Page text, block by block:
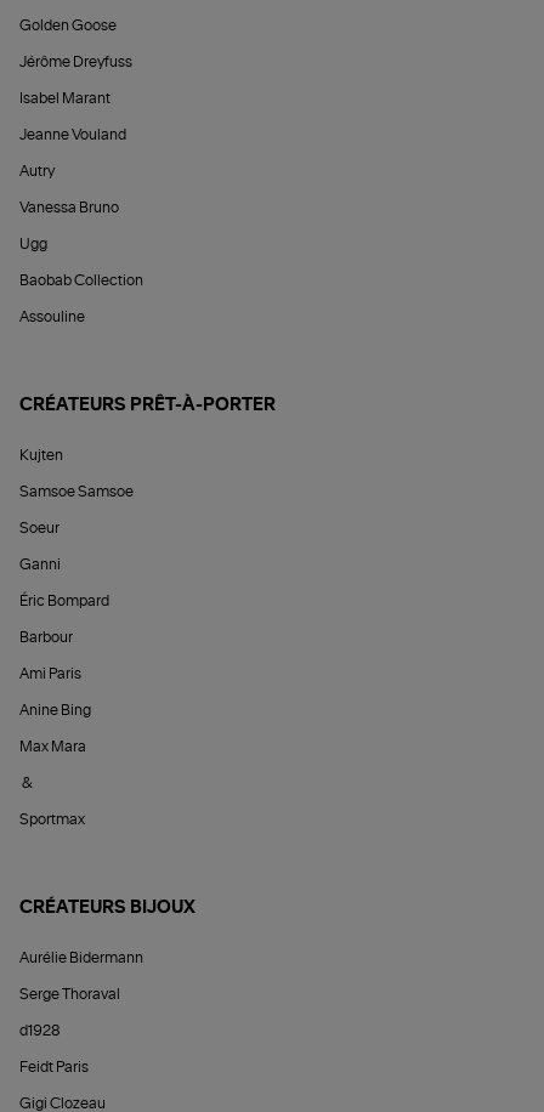
Golden Goose
Jérôme Dreyfuss
Isabel Marant
Jeanne Vouland
Autry
Vanessa Bruno
Ugg
Baobab Collection
Assouline
CRÉATEURS PRÊT-À-PORTER
Kujten
Samsoe Samsoe
Soeur
Ganni
Éric Bompard
Barbour
Ami Paris
Anine Bing
Max Mara
&
Sportmax
CRÉATEURS BIJOUX
Aurélie Bidermann
Serge Thoraval
d1928
Feidt Paris
Gigi Clozeau